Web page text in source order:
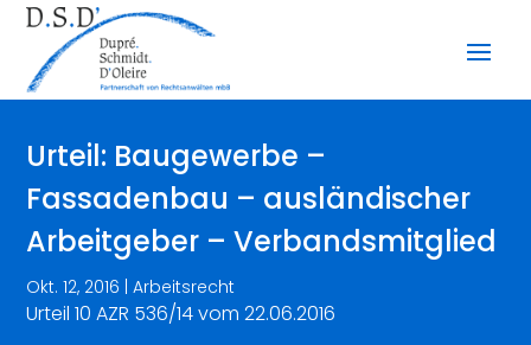
Urteil: Baugewerbe –
Fassadenbau – ausländischer
Arbeitgeber – Verbandsmitglied
Okt. 12, 2016 |Arbeitsrecht
Urteil 10 AZR 536/14 vom 22.06.2016